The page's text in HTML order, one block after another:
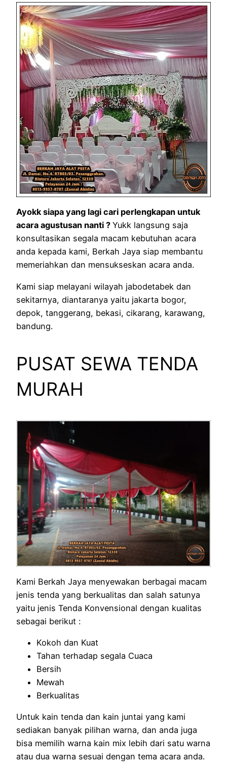
Ayokk siapa yang lagi cari perlengkapan untuk
acara agustusan nanti ? Yukk langsung saja
konsultasikan segala macam kebutuhan acara
anda kepada kami, Berkah Jaya siap membantu
memeriahkan dan mensukseskan acara anda.
Kami siap melayani wilayah jabodetabek dan
sekitarnya, diantaranya yaitu jakarta bogor,
depok, tanggerang, bekasi, cikarang, karawang,
bandung.
PUSAT SEWA TENDA
MURAH
Kami Berkah Jaya menyewakan berbagai macam
jenis tenda yang berkualitas dan salah satunya
yaitu jenis Tenda Konvensional dengan kualitas
sebagai berikut :
Kokoh dan Kuat
Tahan terhadap segala Cuaca
Bersih
Mewah
Berkualitas
Untuk kain tenda dan kain juntai yang kami
sediakan banyak pilihan warna, dan anda juga
bisa memilih warna kain mix lebih dari satu warna
atau dua warna sesuai dengan tema acara anda.